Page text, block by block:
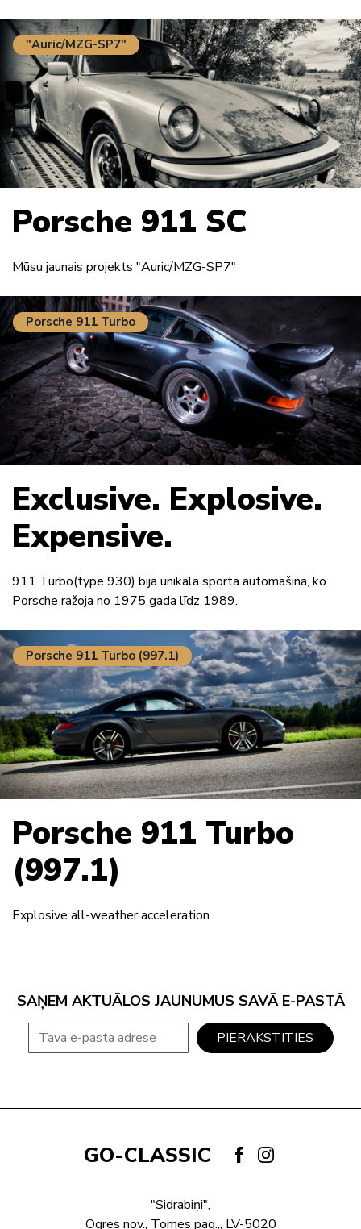
"Auric/MZG-SP7"
Porsche 911 SC
Mūsu jaunais projekts "Auric/MZG-SP7"
Porsche 911 Turbo
Exclusive. Explosive.
Expensive.
911 Turbo(type 930) bija unikāla sporta automašina, ko
Porsche ražoja no 1975 gada līdz 1989.
Porsche 911 Turbo (997.1)
Porsche 911 Turbo
(997.1)
Explosive all-weather acceleration
SAŅEM AKTUĀLOS JAUNUMUS SAVĀ E-PASTĀ
E-pasta adrese PIERAKSTĪTIES
GO-CLASSIC
"Sidrabiņi",
Ogres nov., Tomes pag.,, LV-5020